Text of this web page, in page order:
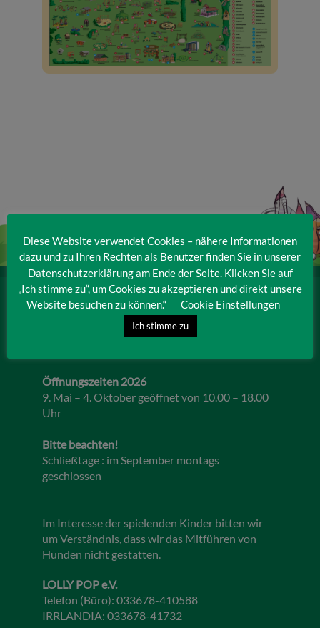
Veranstaltungen
Baumpaten
IRRLANDIA – der MitMachPark
Lebbiner Straße 1
15859 Storkow (Mark)
Öffnungszeiten 2026
9. Mai – 4. Oktober geöffnet von 10.00 – 18.00
Uhr
Bitte beachten!
Schließtage : im September montags
geschlossen
Im Interesse der spielenden Kinder bitten wir
um Verständnis, dass wir das Mitführen von
Hunden nicht gestatten.
LOLLY POP e.V.
Telefon (Büro): 033678-410588
IRRLANDIA: 033678-41732
Diese Website verwendet Cookies – nähere Informationen
dazu und zu Ihren Rechten als Benutzer finden Sie in unserer
Datenschutzerklärung am Ende der Seite. Klicken Sie auf
„Ich stimme zu“, um Cookies zu akzeptieren und direkt unsere
Website besuchen zu können.“
Cookie Einstellungen
Ich stimme zu